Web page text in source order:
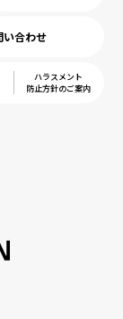
い合わせ
ハラスメント
防止方針のご案内